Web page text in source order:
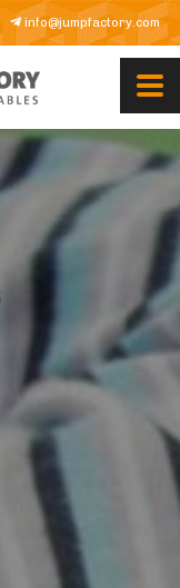
info@jumpfactory.com